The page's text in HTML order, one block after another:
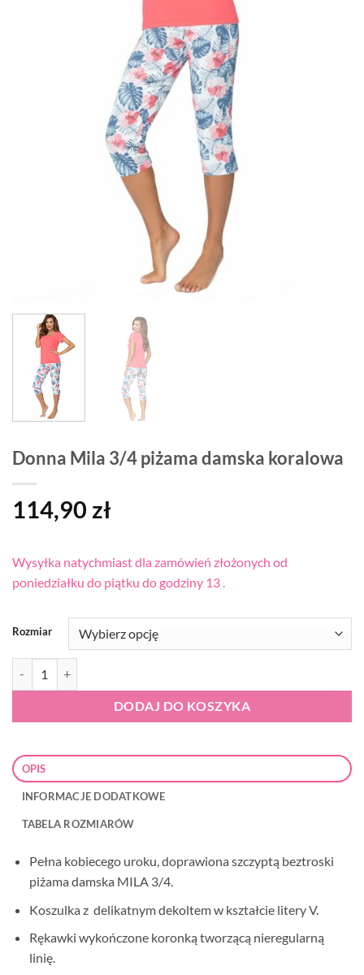
Donna Mila 3/4 piżama damska koralowa
114,90 zł
Wysyłka natychmiast dla zamówień złożonych od
poniedziałku do piątku do godziny 13 .
Rozmiar
DODAJ DO KOSZYKA
OPIS
INFORMACJE DODATKOWE
TABELA ROZMIARÓW
Pełna kobiecego uroku, doprawiona szczyptą beztroski
piżama damska MILA 3/4.
Koszulka z delikatnym dekoltem w kształcie litery V.
Rękawki wykończone koronką tworzącą nieregularną
linię.